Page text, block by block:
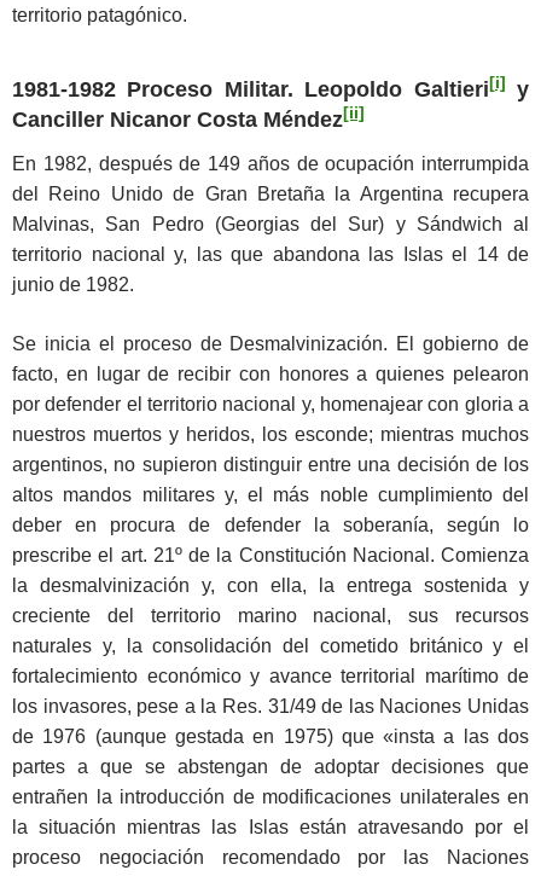
territorio patagónico.
1981-1982 Proceso Militar. Leopoldo Galtieri [i]
y
Canciller Nicanor Costa Méndez[ii]
En 1982, después de 149 años de ocupación interrumpida
del Reino Unido de Gran Bretaña la Argentina recupera
Malvinas, San Pedro (Georgias del Sur) y Sándwich al
territorio nacional y, las que abandona las Islas el 14 de
junio de 1982.
Se inicia el proceso de Desmalvinización. El gobierno de
facto, en lugar de recibir con honores a quienes pelearon
por defender el territorio nacional y, homenajear con gloria a
nuestros muertos y heridos, los esconde; mientras muchos
argentinos, no supieron distinguir entre una decisión de los
altos mandos militares y, el más noble cumplimiento del
deber en procura de defender la soberanía, según lo
prescribe el art. 21º de la Constitución Nacional. Comienza
la desmalvinización y, con ella, la entrega sostenida y
creciente del territorio marino nacional, sus recursos
naturales y, la consolidación del cometido británico y el
fortalecimiento económico y avance territorial marítimo de
los invasores, pese a la Res. 31/49 de las Naciones Unidas
de 1976 (aunque gestada en 1975) que «insta a las dos
partes a que se abstengan de adoptar decisiones que
entrañen la introducción de modificaciones unilaterales en
la situación mientras las Islas están atravesando por el
proceso negociación recomendado por las Naciones